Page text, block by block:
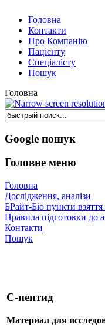
Головна
Контакти
Про Компанію
Пацієнту
Спеціалісту
Пошук
Головна
Google пошук
Головне меню
Головна
Дослідження, аналізи
БРайт-Біо пункти взяття
Правила підготовки до
Контакти
Пошук
С-пептид
Материал для